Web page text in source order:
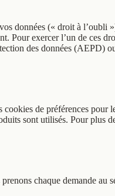
données (« droit à l’oubli
Pour exercer l’un de ces
des données (AEPD)
de préférences pour
sont utilisés. Pour plus
chaque demande au